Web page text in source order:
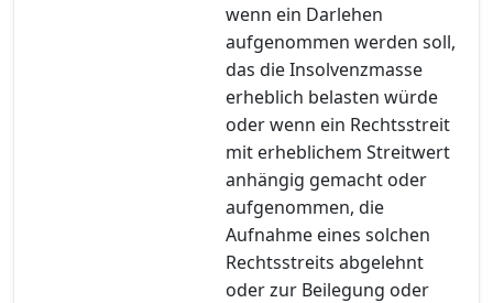
wenn ein Darlehen
aufgenommen werden soll,
das die Insolvenzmasse
erheblich belasten würde
oder wenn ein Rechtsstreit
mit erheblichem Streitwert
anhängig gemacht oder
aufgenommen, die
Aufnahme eines solchen
Rechtsstreits abgelehnt
oder zur Beilegung oder